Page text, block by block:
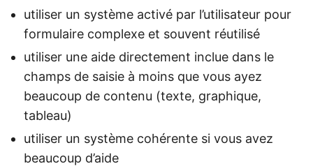
utiliser un système activé par l’utilisateur pour
formulaire complexe et souvent réutilisé
utiliser une aide directement inclue dans le
champs de saisie à moins que vous ayez
beaucoup de contenu (texte, graphique,
tableau)
utiliser un système cohérente si vous avez
beaucoup d’aide